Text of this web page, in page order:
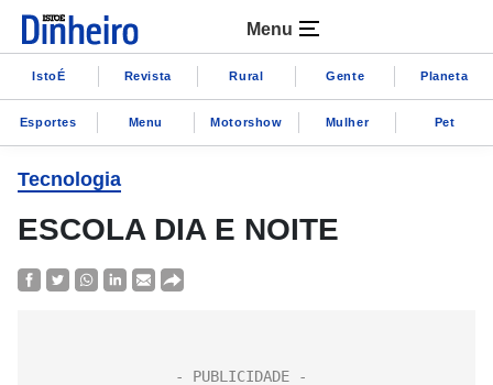
Menu
IstoÉ Revista Rural Gente Planeta
Esportes Menu Motorshow Mulher Pet
Tecnologia
ESCOLA DIA E NOITE